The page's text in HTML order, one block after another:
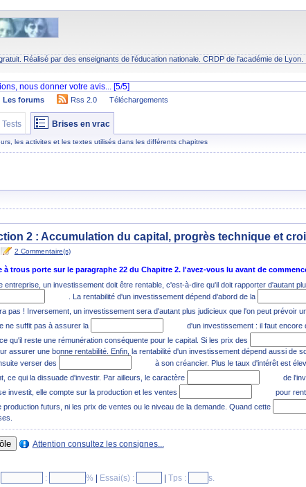
Réalisé par des enseignants de l'éducation nationale. CRDP de l'académie de Lyon.
Les forums Rss 2.0 Téléchargements
Tests Brises en vrac
les activites et les textes utilisés dans les différents chapitres
2 : Accumulation du capital, progrès technique et
2 Commentaire(s)
à trous porte sur le paragraphe 22 du Chapitre 2. l'avez-vous lu avant de
entreprise, un investissement doit être rentable, c'est-à-dire qu'il doit rapporter d'autant
. La rentabilité d'un investissement dépend d'abord de la
pas ! Inversement, un investissement sera d'autant plus judicieux que l'on peut prévoir
ne suffit pas à assurer la
d'un investissement : il faut encore
qu'il reste une rémunération conséquente pour le capital. Si les prix des
assurer une bonne rentabilité. Enfin, la rentabilité d'un investissement dépend aussi de
verser des
à son créancier. Plus le taux d'intérêt est
ce qui la dissuade d'investir. Par ailleurs, le caractère
de
investit, elle compte sur la production et les ventes
pour
production futurs, ni les prix de ventes ou le niveau de la demande. Quand cette
Attention consultez les consignes...
: % Essai(s) : Tps : s.